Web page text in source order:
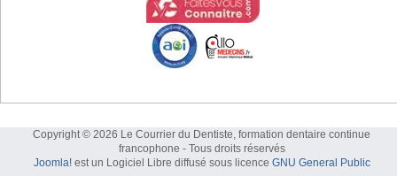
Copyright © 2026 Le Courrier du Dentiste, formation dentaire continue
francophone - Tous droits réservés
Joomla!est un Logiciel Libre diffusé sous licence GNU General Public